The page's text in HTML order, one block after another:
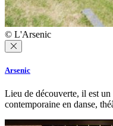
© L'Arsenic
Arsenic
Lieu de découverte, il est un
contemporaine en danse,